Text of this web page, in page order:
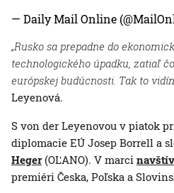
— Daily Mail Online
„Rusko sa prepadne do
technologického úpadku, zatiaľ
európskej budúcnosti. Tak to
Leyenová.
S von der Leyenovou v piatok
diplomacie EÚ Josep Borrell a
Heger(OĽANO). V marci
premiéri Česka, Poľska a